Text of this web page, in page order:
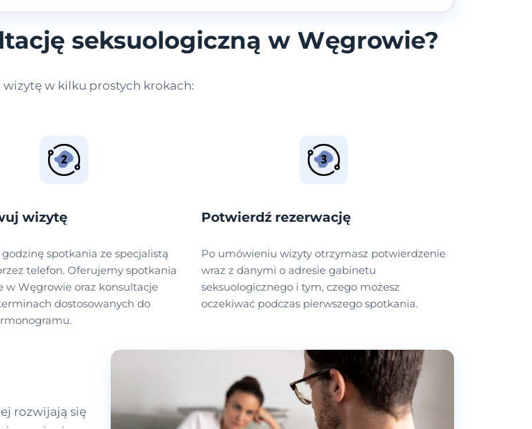
obiecać, że będę po Twojej stronie.
seksuologiczną w Węgrowie?
wizytę w kilku prostych krokach:
wizytę
spotkania ze specjalistą
telefon. Oferujemy spotkania
w Węgrowie oraz konsultacje
dostosowanych do
Potwierdź rezerwację
Po umówieniu wizyty otrzymasz potwierdzenie
wraz z danymi o adresie gabinetu
seksuologicznego i tym, czego możesz
oczekiwać podczas pierwszego spotkania.
rozwijają się